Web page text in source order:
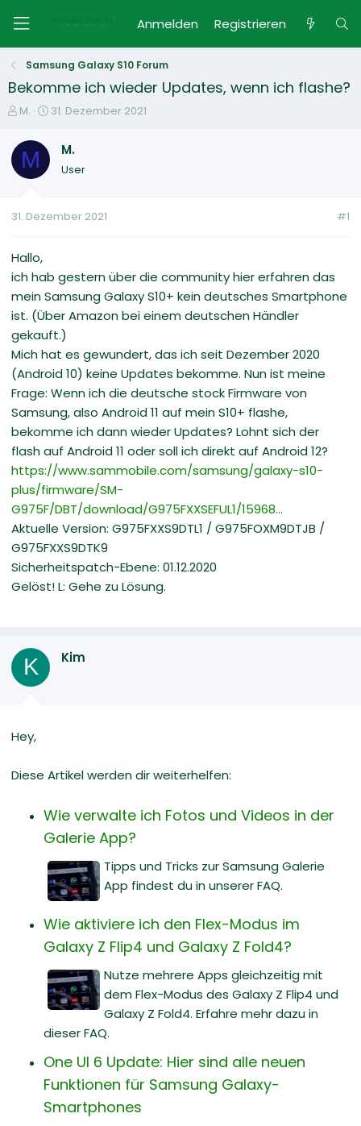
Anmelden Registrieren
Samsung Galaxy S10 Forum
Bekomme ich wieder Updates, wenn ich flashe?
E
s
e
e
M.
E
t
31. Dezember 2021
M M.
User
31. Dezember 2021 #1
Hallo,
ich hab gestern über die community hier erfahren das
mein Samsung Galaxy S10+ kein deutsches Smartphone
ist. (Über Amazon bei einem deutschen Händler
gekauft.)
Mich hat es gewundert, das ich seit Dezember 2020
(Android 10) keine Updates bekomme. Nun ist meine
Frage: Wenn ich die deutsche stock Firmware von
Samsung, also Android 11 auf mein S10+ flashe,
bekomme ich dann wieder Updates? Lohnt sich der
flash auf Android 11 oder soll ich direkt auf Android 12?
https://www.sammobile.com/samsung/galaxy-s10-
plus/firmware/SM-
G975F/DBT/download/G975FXXSEFUL1/15968...
Aktuelle Version: G975FXXS9DTL1 / G975FOXM9DTJB /
G975FXXS9DTK9
Sicherheitspatch-Ebene: 01.12.2020
Gelöst! L: Gehe zu Lösung.
K Kim
Hey,
Diese Artikel werden dir weiterhelfen:
Wie verwalte ich Fotos und Videos in der
Galerie App?
Tipps und Tricks zur Samsung Galerie
App findest du in unserer FAQ.
Wie aktiviere ich den Flex-Modus im
Galaxy Z Flip4 und Galaxy Z Fold4?
Nutze mehrere Apps gleichzeitig mit
dem Flex-Modus des Galaxy Z Flip4 und
Galaxy Z Fold4. Erfahre mehr dazu in
dieser FAQ.
One UI 6 Update: Hier sind alle neuen
Funktionen für Samsung Galaxy-
Smartphones